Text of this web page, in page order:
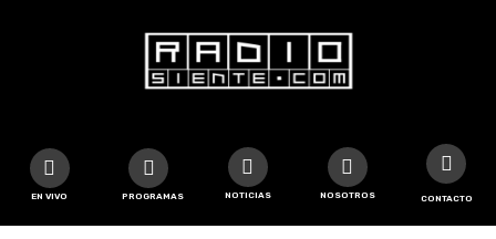
EN VIVO PROGRAMAS NOTICIAS NOSOTROS CONTACTO